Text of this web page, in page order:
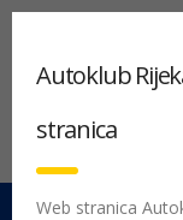
Autoklub
stranica
Web stranica